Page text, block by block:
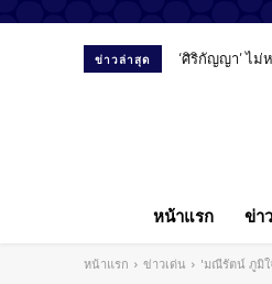
ข่าวล่าสุด ‘ศิริกัญญา’ ไ
หน้าแรก ข่า
หน้าแรก ข่าวเด่น 'มณีรัตน์ ภูมิใ